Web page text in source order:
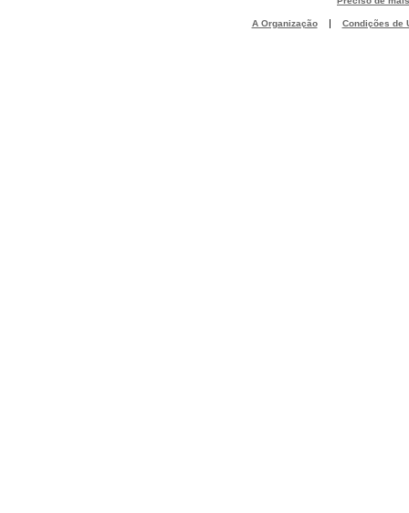
A Organização | Condições de